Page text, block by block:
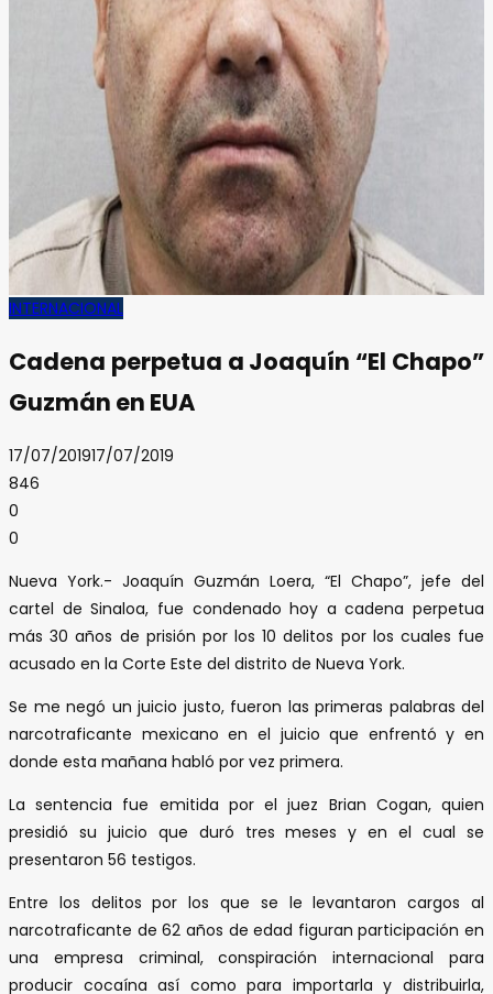
INTERNACIONAL
Cadena perpetua a Joaquín “El Chapo”
Guzmán en EUA
17/07/201917/07/2019
846
0
0
Nueva York.- Joaquín Guzmán Loera, “El Chapo”, jefe del
cartel de Sinaloa, fue condenado hoy a cadena perpetua
más 30 años de prisión por los 10 delitos por los cuales fue
acusado en la Corte Este del distrito de Nueva York.
Se me negó un juicio justo, fueron las primeras palabras del
narcotraficante mexicano en el juicio que enfrentó y en
donde esta mañana habló por vez primera.
La sentencia fue emitida por el juez Brian Cogan, quien
presidió su juicio que duró tres meses y en el cual se
presentaron 56 testigos.
Entre los delitos por los que se le levantaron cargos al
narcotraficante de 62 años de edad figuran participación en
una empresa criminal, conspiración internacional para
producir cocaína así como para importarla y distribuirla,